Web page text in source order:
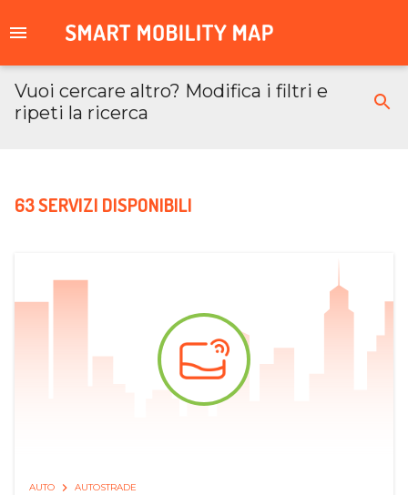
Vuoi cercare altro? Modifica i filtri e
ripeti la ricerca
63 SERVIZI DISPONIBILI
AUTO AUTOSTRADE